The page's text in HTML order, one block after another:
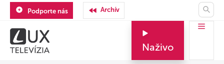
Podporte nás Archív
Naživo